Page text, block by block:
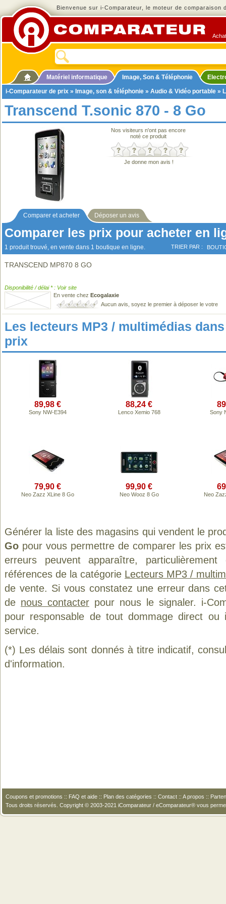
Bienvenue sur i-Comparateur, le moteur de comparaison
Matériel informatique Image, Son & Téléphonie
i-Comparateur de prix » Image, son & téléphonie » Audio & Vidéo portable »
Transcend T.sonic 870 - 8 Go
Nos visiteurs n'ont pas encore
noté ce produit
Je donne mon avis !
Comparer et acheter Déposer un avis
Comparer les prix pour acheter en
1 produit trouvé, en vente dans 1 boutique en ligne. TRIER PAR :
TRANSCEND MP870 8 GO
Disponibilité / délai * : Voir site
En vente chez Ecogalaxie
Aucun avis, soyez le premier à déposer le votre
Les lecteurs MP3 / multimédias
prix
89,98 €
Sony NW-E394
88,24 €
Lenco Xemio 768 Sony
79,90 €
Neo Zazz XLine 8 Go
99,90 €
Neo Wooz 8 Go Neo
Générer la liste des magasins qui vendent le
Go pour vous permettre de comparer les prix
erreurs peuvent apparaître,
références de la catégorie Lecteurs MP3 /
de vente. Si vous constatez une erreur dans
de nous contacter pour nous le signaler. i-
pour responsable de tout dommage direct
service.
(*) Les délais sont donnés à titre indicatif,
d'information.
Coupons et promotions :: FAQ et aide :: Plan des catégories :: Contact :: A propos ::
Tous droits réservés. Copyright © 2003-2021 iComparateur / eComparateur® vous